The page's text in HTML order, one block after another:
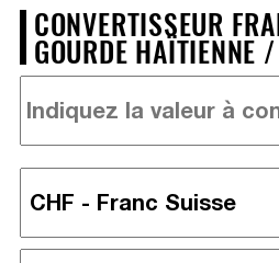
CONVERTISSEUR
GOURDE HAÏTIENNE